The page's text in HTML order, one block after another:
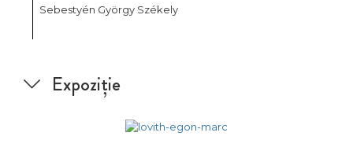
Sebestyén György Székely
Expoziție